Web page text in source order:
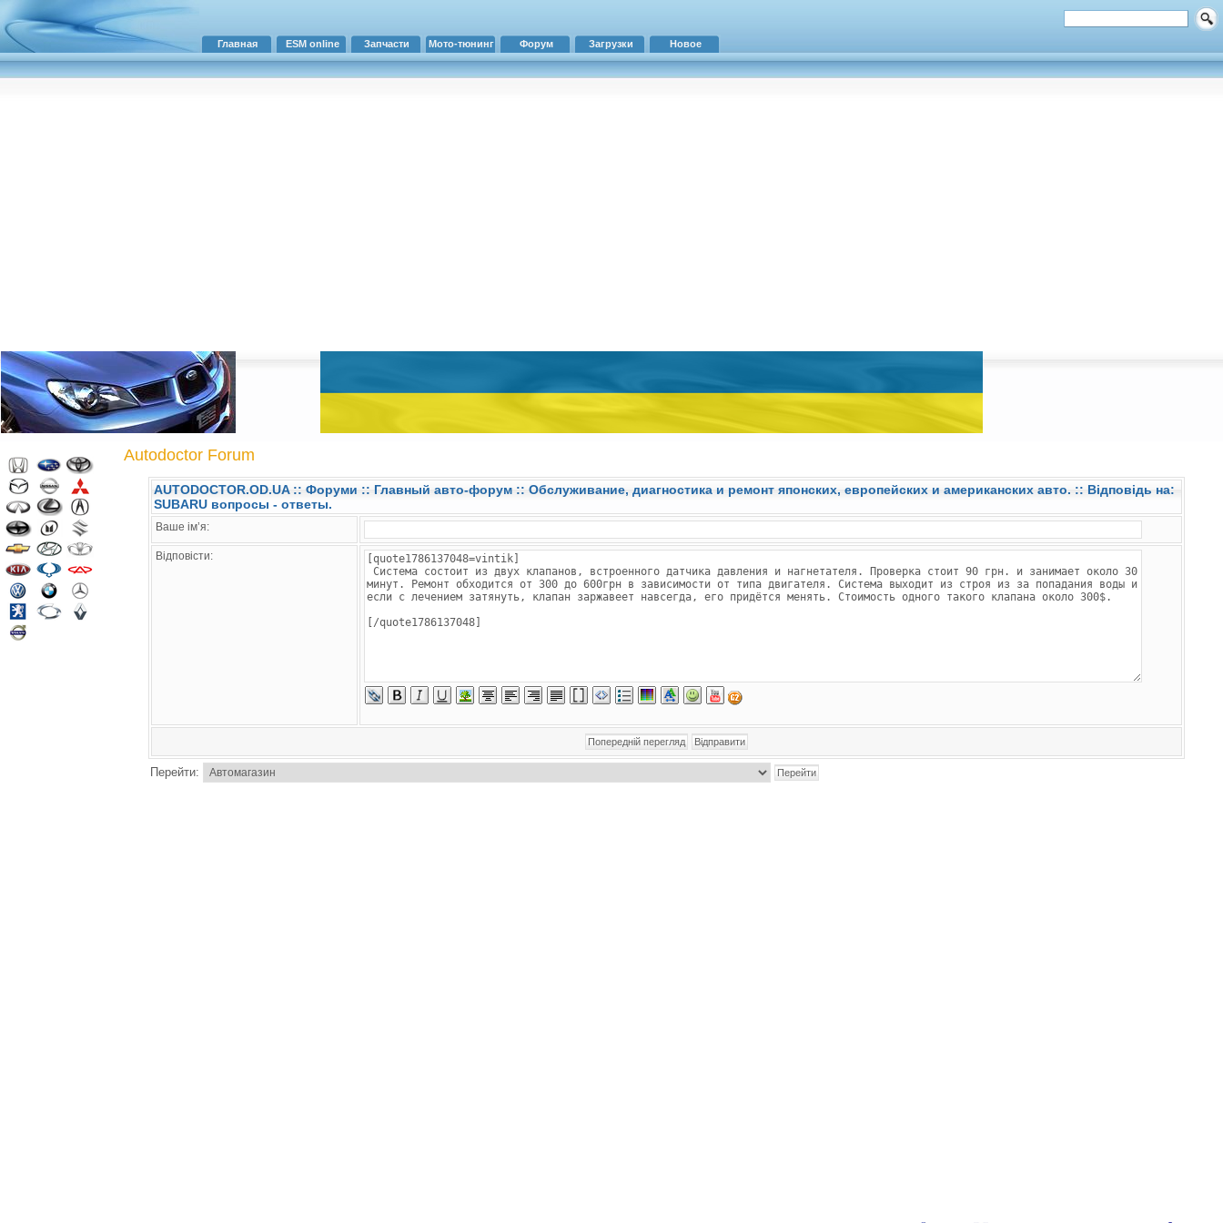
Главная ESM online Запчасти Мото-тюнинг Форум Загрузки Новое
Autodoctor Forum
AUTODOCTOR.OD.UA:: Форуми :: Главный авто-форум :: Обслуживание, диагностика и ремонт японских, европейских и американских авто. :: Відповідь на:
SUBARU вопросы - ответы.
Ваше ім’я:
Відповісти:
Перейти: